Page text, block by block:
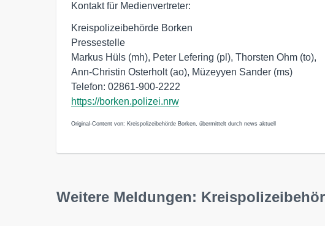
Kontakt für Medienvertreter:
Kreispolizeibehörde Borken
Pressestelle
Markus Hüls (mh), Peter Lefering (pl), Thorsten Ohm (to),
Ann-Christin Osterholt (ao), Müzeyyen Sander (ms)
Telefon: 02861-900-2222
https://borken.polizei.nrw
Original-Content von: Kreispolizeibehörde Borken, übermittelt durch news aktuell
Weitere Meldungen: